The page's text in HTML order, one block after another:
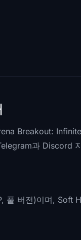
Breakout:
과 Discord 지
풀 버전)이며, Soft